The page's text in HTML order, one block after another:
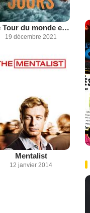
Le Tour du monde en 80 jours
19 décembre 2021
Mentalist
12 janvier 2014